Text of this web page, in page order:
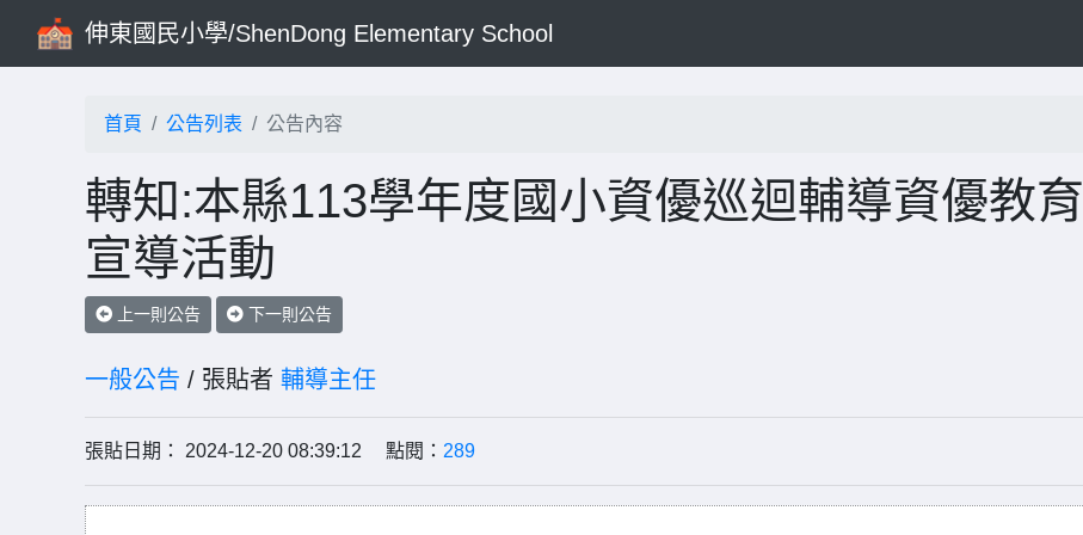
伸東國民小學/ShenDong Elementary School
首頁 公告列表 公告內容
轉知:本縣113學年度國小資優巡迴輔導資優教育
宣導活動
上一則公告 下一則公告
一般公告 / 張貼者 輔導主任
張貼日期： 2024-12-20 08:39:12 點閱： 289